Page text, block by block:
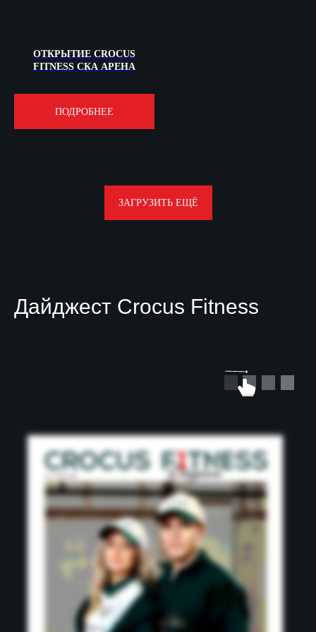
ОТКРЫТИЕ CROCUS
FITNESS СКА АРЕНА
ПОДРОБНЕЕ
ЗАГРУЗИТЬ ЕЩЁ
Дайджест Crocus Fitness
ПАРТНЕРЫ